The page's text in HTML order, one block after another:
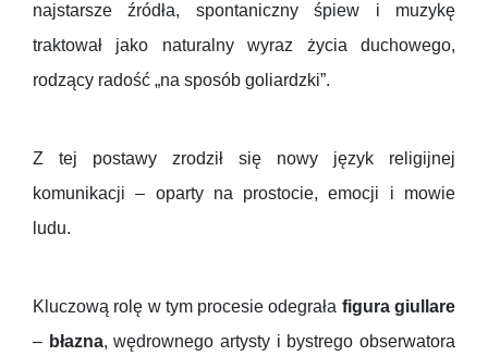
najstarsze źródła, spontaniczny śpiew i muzykę
traktował jako naturalny wyraz życia duchowego,
rodzący radość „na sposób goliardzki”.
Z tej postawy zrodził się nowy język religijnej
komunikacji – oparty na prostocie, emocji i mowie
ludu.
Kluczową rolę w tym procesie odegrała figura giullare
– błazna, wędrownego artysty i bystrego obserwatora